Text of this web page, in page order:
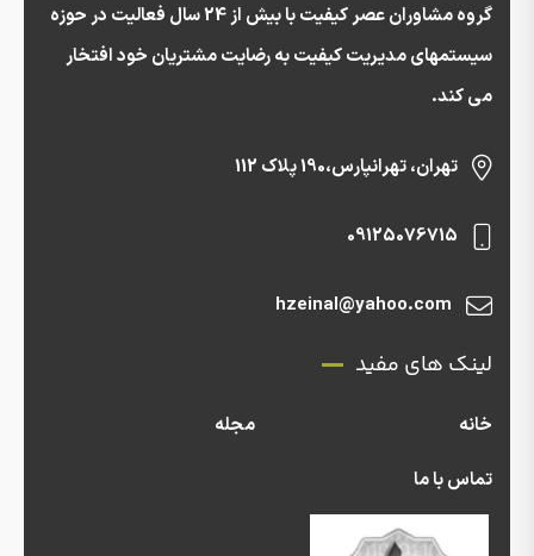
گروه مشاوران عصر کیفیت با بیش از 24 سال فعالیت در حوزه
سیستمهای مدیریت کیفیت به رضایت مشتریان خود افتخار
می کند.
تهران، تهرانپارس،190 پلاک 112
09125076715
hzeinal@yahoo.com
لینک های مفید
خانه
مجله
تماس با ما